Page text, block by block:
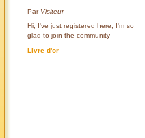
Par Visiteur
Hi, I've just registered here, I'm so
glad to join the community
Livre d'or